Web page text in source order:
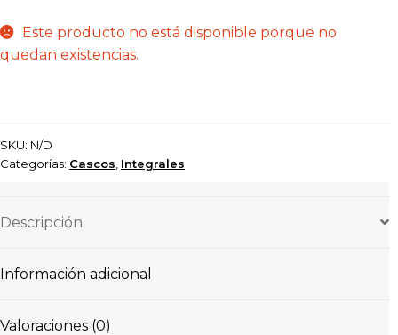
Este producto no está disponible porque no
quedan existencias.
SKU: N/D
Categorías: Cascos Integrales
Descripción
Información adicional
Valoraciones (0)